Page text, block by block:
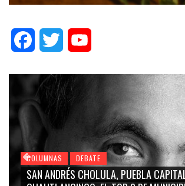
FacebookTwitter
COLUMNAS DEBATE
GRACE PALOMARES, NAY SALVATORI,